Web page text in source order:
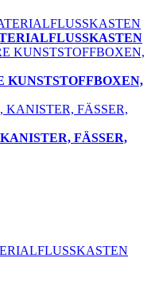
KUNSTSTOFFBOXEN,
FÄSSER,